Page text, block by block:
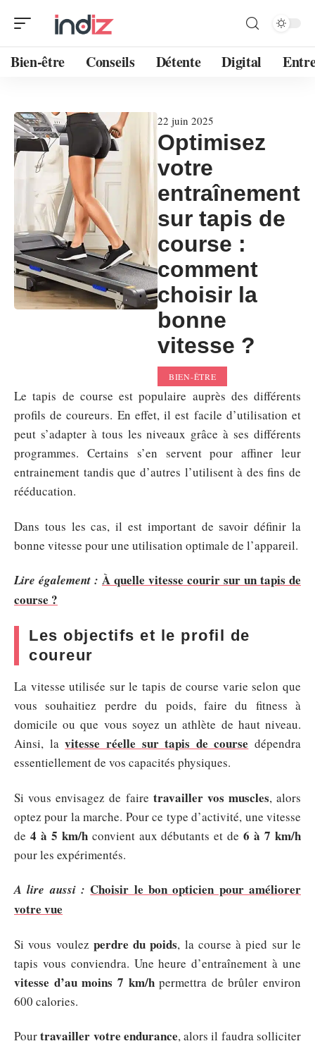
Bien-être Conseils Détente Digital
22 juin 2025
Optimisez
votre
entraînement
sur tapis de
course :
comment
choisir la
bonne
vitesse ?
BIEN-ÊTRE
Le tapis de course est populaire auprès des différents
profils de coureurs. En effet, il est facile d’utilisation et
peut s’adapter à tous les niveaux grâce à ses différents
programmes. Certains s’en servent pour affiner leur
entrainement tandis que d’autres l’utilisent à des fins de
rééducation.
Dans tous les cas, il est important de savoir définir la
bonne vitesse pour une utilisation optimale de l’appareil.
Lire également : À quelle vitesse courir sur un tapis de
course ?
Les objectifs et le profil de
coureur
La vitesse utilisée sur le tapis de course varie selon que
vous souhaitiez perdre du poids, faire du fitness à
domicile ou que vous soyez un athlète de haut niveau.
Ainsi, lavitesse réelle sur tapis de course dépendra
essentiellement de vos capacités physiques.
Si vous envisagez de faire travailler vos muscles, alors
optez pour la marche. Pour ce type d’activité, une vitesse
de 4 à 5 km/hconvient aux débutants et de6 à 7 km/h
pour les expérimentés.
A lire aussi : Choisir le bon opticien pour améliorer
votre vue
Si vous voulez perdre du poids, la course à pied sur le
tapis vous conviendra. Une heure d’entraînement à une
vitesse d’au moins 7 km/hpermettra de brûler environ
600 calories.
Pourtravailler votre endurance, alors il faudra solliciter